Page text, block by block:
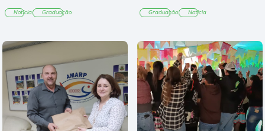
Notícia Graduação Graduação Notícia